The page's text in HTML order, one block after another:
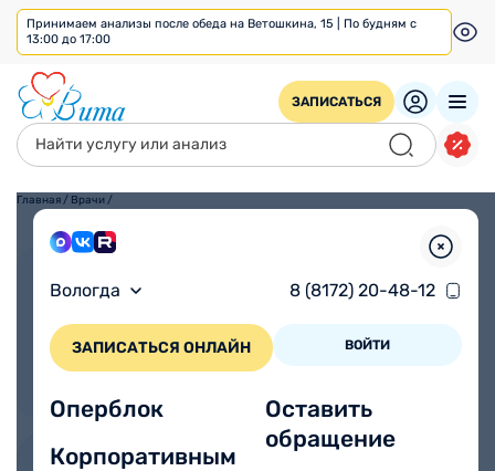
Принимаем анализы после обеда на Ветошкина, 15 | По будням с
13:00 до 17:00
ЗАПИСАТЬСЯ
Вологда 8 (8172) 20-48-12
ЗАПИСАТЬСЯ ОНЛАЙН ВОЙТИ
Оперблок
Корпоративным
Оставить
обращение
Главная / Врачи /
Взрослым